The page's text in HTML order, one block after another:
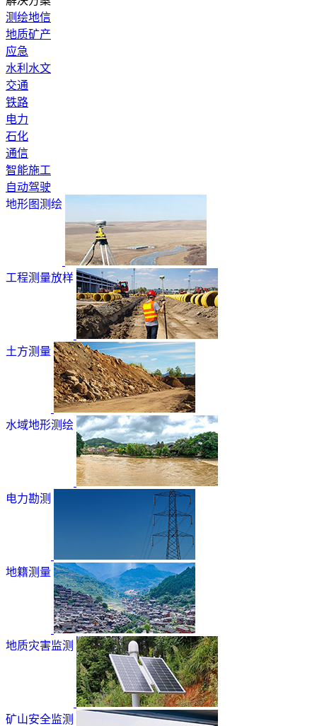
测绘地信
地质矿产
应急
水利水文
交通
铁路
电力
石化
通信
智能施工
自动驾驶
地形图测绘
工程测量放样
土方测量
水域地形测绘
电力勘测
地籍测量
地质灾害监测
矿山安全监测